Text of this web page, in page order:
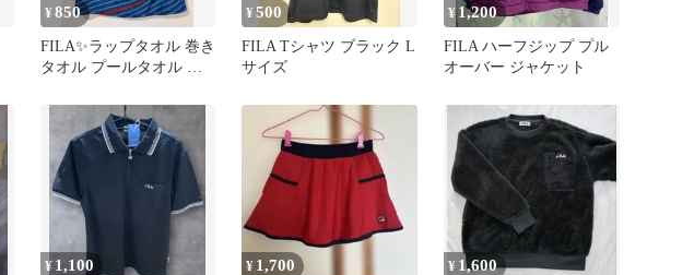
¥850
FILA✨ラップタオル 巻き
タオル プールタオル 約
¥500
FILA Tシャツ ブラック L
サイズ
¥ 1,200
FILA ハーフジップ プル
オーバー ジャケット
¥ 1,100 ¥ 1,700 ¥ 1,600